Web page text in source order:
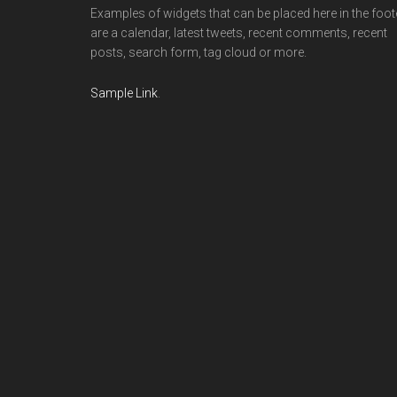
Examples of widgets that can be placed here in the
are a calendar, latest tweets, recent comments, recent
posts, search form, tag cloud or more.
Sample Link